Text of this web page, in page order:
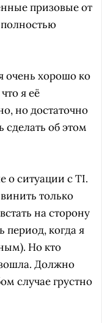
призовые от
полностью
очень хорошо ко
я её
но достаточно
сделать об этом
ситуации с TI.
только
на сторону
период, когда я
Но кто
Должно
случае грустно